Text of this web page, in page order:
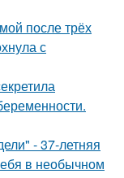
после трёх
с
- 37-летняя
в необычном